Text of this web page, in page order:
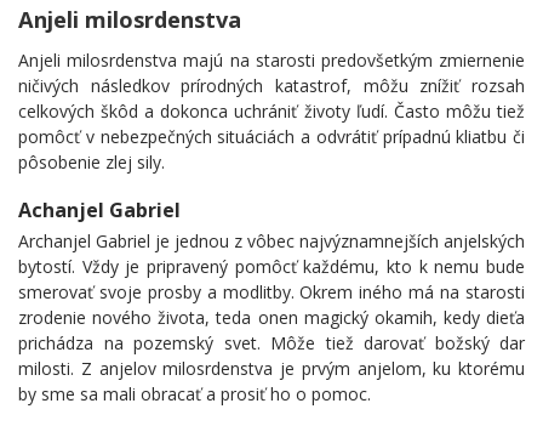
Anjeli milosrdenstva
Anjeli milosrdenstva majú na starosti predovšetkým zmiernenie
ničivých následkov prírodných katastrof, môžu znížiť rozsah
celkových škôd a dokonca uchrániť životy ľudí. Často môžu tiež
pomôcť v nebezpečných situáciách a odvrátiť prípadnú kliatbu či
pôsobenie zlej sily.
Achanjel Gabriel
Archanjel Gabriel je jednou z vôbec najvýznamnejších anjelských
bytostí. Vždy je pripravený pomôcť každému, kto k nemu bude
smerovať svoje prosby a modlitby. Okrem iného má na starosti
zrodenie nového života, teda onen magický okamih, kedy dieťa
prichádza na pozemský svet. Môže tiež darovať božský dar
milosti. Z anjelov milosrdenstva je prvým anjelom, ku ktorému
by sme sa mali obracať a prosiť ho o pomoc.